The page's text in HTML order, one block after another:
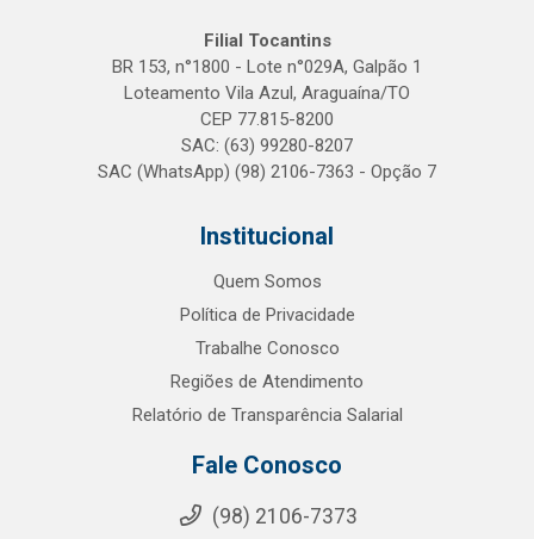
Filial Tocantins
BR 153, n°1800 - Lote n°029A, Galpão 1
Loteamento Vila Azul, Araguaína/TO
CEP 77.815-8200
SAC: (63) 99280-8207
SAC (WhatsApp) (98) 2106-7363 - Opção 7
Institucional
Quem Somos
Política de Privacidade
Trabalhe Conosco
Regiões de Atendimento
Relatório de Transparência Salarial
Fale Conosco
(98) 2106-7373